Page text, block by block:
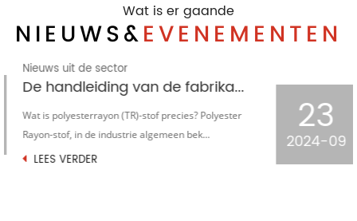
Wat is er gaande
NIEUWS&EVENEMENTEN
23
2024-09
Het vormgevings- en
In de uitgestrekte sterrenhemel van de
textielindustrie is gebreide jacquard houndstooth-